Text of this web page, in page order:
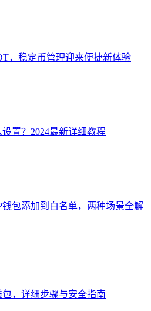
，稳定币管理迎来便捷新体验
置？2024最新详细教程
包添加到白名单，两种场景全解
，详细步骤与安全指南